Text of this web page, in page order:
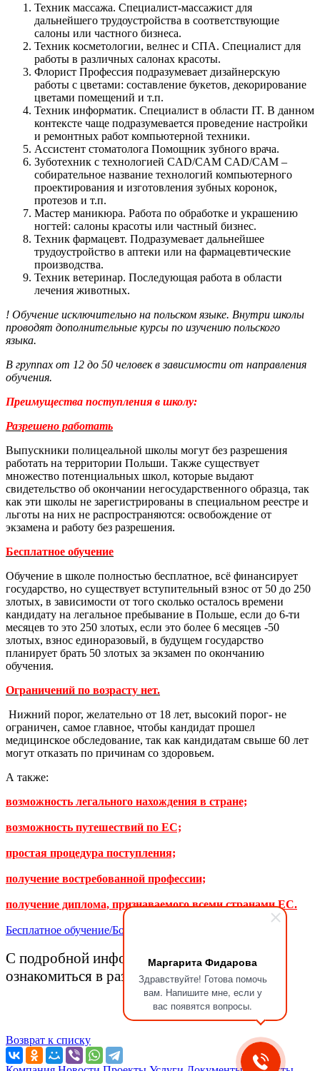
Маргарита Фидарова
Здравствуйте! Готова помочь
вам. Напишите мне, если у
вас появятся вопросы.
Техник массажа. Специалист-массажист для
дальнейшего трудоустройства в соответствующие
салоны или частного бизнеса.
Техник косметологии, велнес и СПА. Специалист для
работы в различных салонах красоты.
Флорист Профессия подразумевает дизайнерскую
работы с цветами: составление букетов, декорирование
цветами помещений и т.п.
Техник информатик. Специалист в области IT. В данном
контексте чаще подразумевается проведение настройки
и ремонтных работ компьютерной техники.
Ассистент стоматолога Помощник зубного врача.
Зуботехник с технологией CAD/CAM CAD/CAM –
собирательное название технологий компьютерного
проектирования и изготовления зубных коронок,
протезов и т.п.
Мастер маникюра. Работа по обработке и украшению
ногтей: салоны красоты или частный бизнес.
Техник фармацевт. Подразумевает дальнейшее
трудоустройство в аптеки или на фармацевтические
производства.
Техник ветеринар. Последующая работа в области
лечения животных.
! Обучение исключительно на польском языке. Внутри школы
проводят дополнительные курсы по изучению польского
языка.
В группах от 12 до 50 человек в зависимости от направления
обучения.
Преимущества поступления в школу:
Разрешено работать
Выпускники полицеальной школы могут без разрешения
работать на территории Польши. Также существует
множество потенциальных школ, которые выдают
свидетельство об окончании негосударственного образца, так
как эти школы не зарегистрированы в специальном реестре и
льготы на них не распространяются: освобождение от
экзамена и работу без разрешения.
Бесплатное обучение
Обучение в школе полностью бесплатное, всё финансирует
государство, но существует вступительный взнос от 50 до 250
злотых, в зависимости от того сколько осталось времени
кандидату на легальное пребывание в Польше, если до 6-ти
месяцев то это 250 злотых, если это более 6 месяцев -50
злотых, взнос единоразовый, в будущем государство
планирует брать 50 злотых за экзамен по окончанию
обучения.
Ограничений по возрасту нет.
Нижний порог, желательно от 18 лет, высокий порог- не
ограничен, самое главное, чтобы кандидат прошел
медицинское обследование, так как кандидатам свыше 60 лет
могут отказать по причинам со здоровьем.
А также:
возможность легального нахождения в стране;
возможность путешествий по ЕС;
простая процедура поступления;
получение востребованной профессии;
получение диплома, признаваемого всеми странами ЕС.
Бесплатное обучение/Больше информации
С подробной информацией можно
ознакомиться в разделеПереезд в Польшу
Возврат к списку